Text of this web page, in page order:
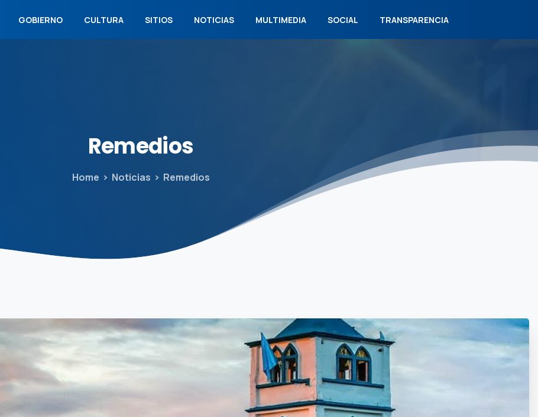
GOBIERNO CULTURA SITIOS NOTICIAS MULTIMEDIA SOCIAL TRANSPARENCIA
Remedios
Home Noticias Remedios